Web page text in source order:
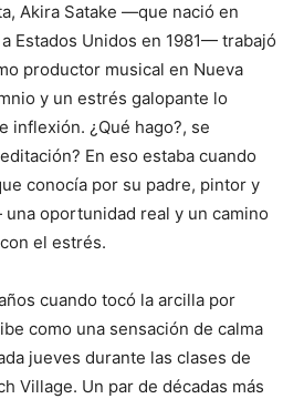
Akira Satake —que nació en
Estados Unidos en 1981— trabajó
productor musical en Nueva
y un estrés galopante lo
inflexión. ¿Qué hago?, se
En eso estaba cuando
conocía por su padre, pintor y
oportunidad real y un camino
el estrés.
cuando tocó la arcilla por
como una sensación de calma
jueves durante las clases de
Village. Un par de décadas más